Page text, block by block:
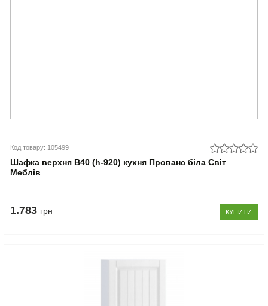
Код товару: 105499
Шафка верхня В40 (h-920) кухня Прованс біла Світ
Меблів
1.783 грн КУПИТИ